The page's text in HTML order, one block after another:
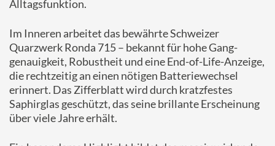
Alltag­sfunktion.
Im Inneren arbeitetdas bewährteSchweizer
QuarzwerkRonda 715 – bekanntfürhoheGang­
genauigkeit, Robustheit undeineEnd-of-Life-Anzeige,
dierechtzeitiganeinen nötigen Batteriewechsel
erinnert. Das Zifferblattwirddurch kratzfestes
Saphirglas geschützt,dasseinebrillanteErscheinung
übervieleJahreerhält.